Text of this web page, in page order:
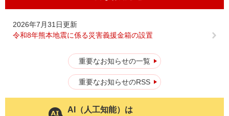
2026年7月31日更新
令和8年熊本地震に係る災害義援金箱の設置
重要なお知らせの一覧
重要なお知らせのRSS
AI（人工知能）は